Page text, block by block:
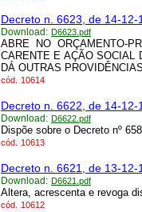
Decreto n. 6623, de 14-12-
Download: D6623.pdf
ABRE NO ORÇAMENTO-
CARENTE E AÇÃO SOCIAL
DÁ OUTRAS
cód. 10614
Decreto n. 6622, de 14-12-
Download: D6622.pdf
Dispõe sobre o Decreto nº
cód. 10613
Decreto n. 6621, de 13-12-
Download: D6621.pdf
Altera, acrescenta e revoga
cód. 10612